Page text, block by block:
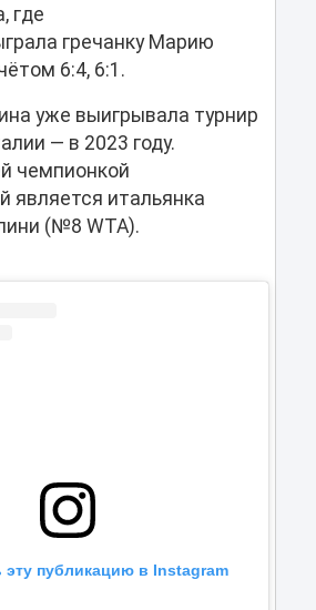
где
гречанку Марию
6:4, 6:1.
уже выигрывала турнир
— в 2023 году.
чемпионкой
является итальянка
(№8 WTA).
эту публикацию в Instagram